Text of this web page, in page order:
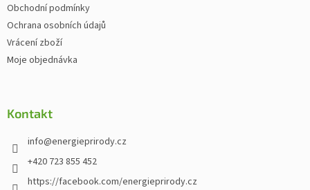
Obchodní podmínky
Ochrana osobních údajů
Vrácení zboží
Moje objednávka
Kontakt
info@energieprirody.cz
+420 723 855 452
https://facebook.com/energieprirody.cz